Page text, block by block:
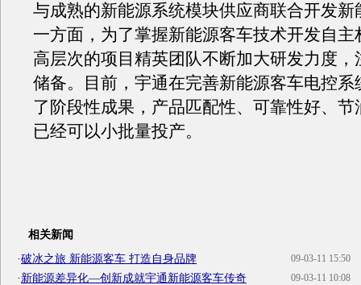
与成熟的新能源系统模块供应商联合开发新
一方面，为了掌握新能源客车技术开发自主
高层次的项目精英团队不断加大研发力度，
储备。目前，宇通在完善新能源客车电控系
了阶段性成果，产品匹配性、可靠性好、节
已经可以小批量投产。
相关新闻
09-03-11 15:50
·破冰之旅 新能源客车 打造自身品牌
09-03-11 10:08
·新能源差异化—创新成就宇通新能源客车传奇